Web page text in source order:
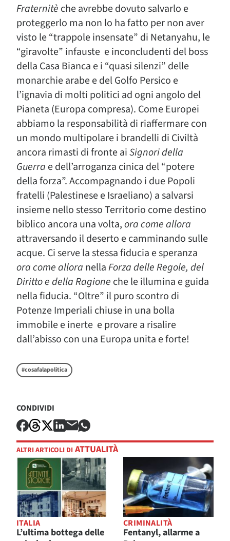
Fraternitè che avrebbe dovuto salvarlo e
proteggerlo ma non lo ha fatto per non aver
visto le “trappole insensate” di Netanyahu, le
“giravolte” infauste e inconcludenti del boss
della Casa Bianca e i “quasi silenzi” delle
monarchie arabe e del Golfo Persico e
l’ignavia di molti politici ad ogni angolo del
Pianeta (Europa compresa). Come Europei
abbiamo la responsabilità di riaffermare con
un mondo multipolare i brandelli di Civiltà
ancora rimasti di fronte aiSignori della
Guerra e dell’arroganza cinica del “potere
della forza”. Accompagnando i due Popoli
fratelli (Palestinese e Israeliano) a salvarsi
insieme nello stesso Territorio come destino
biblico ancora una volta,ora come allora
attraversando il deserto e camminando sulle
acque. Ci serve la stessa fiducia e speranza
ora come allora nellaForza delle Regole, del
Diritto e della Ragione che le illumina e guida
nella fiducia. “Oltre” il puro scontro di
Potenze Imperiali chiuse in una bolla
immobile e inerte e provare a risalire
dall’abisso con una Europa unita e forte!
#cosafalapolitica
CONDIVIDI
ALTRI ARTICOLI DI ATTUALITÀ
ITALIA
L’ultima bottega delle
CRIMINALITÀ
Fentanyl, allarme a